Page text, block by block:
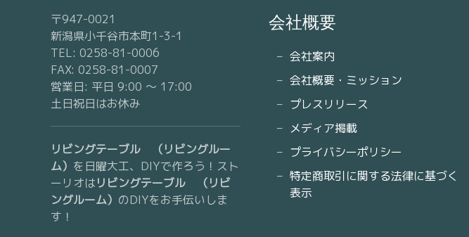
〒947-0021
新潟県小千谷市本町1-3-1
TEL: 0258-81-0006
FAX: 0258-81-0007
営業日: 平日 9:00 〜 17:00
土日祝日はお休み
リビングテーブル （リビングルー
ム） を日曜大工、DIYで作ろう！スト
ーリオはリビングテーブル （リビ
ングルーム） のDIYをお手伝いしま
す！
会社概要
会社案内
会社概要・ミッション
プレスリリース
メディア掲載
プライバシーポリシー
特定商取引に関する法律に基づく
表示